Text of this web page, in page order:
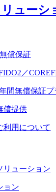
ューシ
償保証
／
間無償保証プ
償提供
利用について
リューション
ョン